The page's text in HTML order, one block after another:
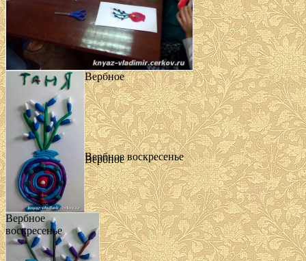
Вербное
воскресенье
Вербное
Вербное
Вербное воскресенье